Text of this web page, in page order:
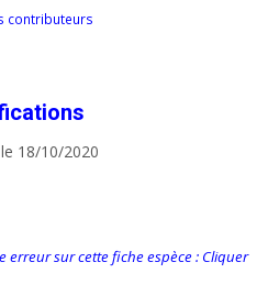
contributeurs
le 18/10/2020
erreur sur cette fiche espèce : Cliquer